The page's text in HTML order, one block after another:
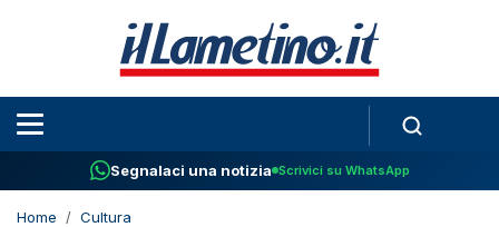
Segnalaci una notizia Scrivici su WhatsApp
Home
Cultura